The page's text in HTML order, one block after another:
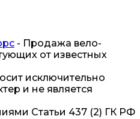
- Продажа вело-
от известных
исключительно
и не является
Статьи 437 (2) ГК РФ